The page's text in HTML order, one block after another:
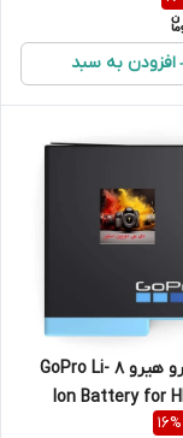
افزودن به سبد
باتری گوپرو هیرو 8 GoPro Li-
Ion Battery for
16%